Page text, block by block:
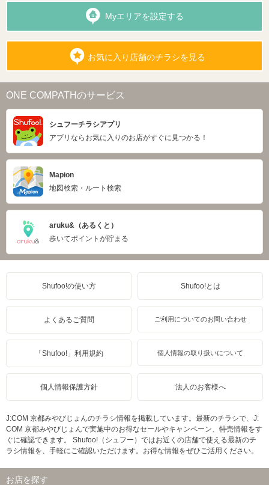
Myエリアを設定する
お気に入り店舗のチラシを見る
ONE COMPATHのサービス
シュフーチラシアプリ
アプリならお気に入りのお店がすぐに見つかる！
Mapion
地図検索・ルート検索
aruku&（あるくと）
歩いてポイントが貯まる
Shufoo!の使い方 Shufoo!とは
よくあるご質問 ご利用についてのお問い合わせ
「Shufoo!」利用規約 個人情報の取り扱いについて
個人情報保護方針 法人のお客様へ
J:COM 京都みやびじょんのチラシ情報を掲載しています。最新のチラシで、J:
COM 京都みやびじょんで実施中のお得なセールやキャンペーン、特売情報をす
ぐに確認できます。 Shufoo!（シュフー）ではお近くの店舗で使える最新のチ
ラシ情報を、手軽にご確認いただけます。お得な情報をぜひご活用ください。
お店を探す